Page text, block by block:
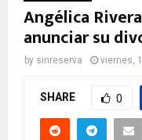
Angélica
anunciar su
by sinreserva viernes,
SHARE 0